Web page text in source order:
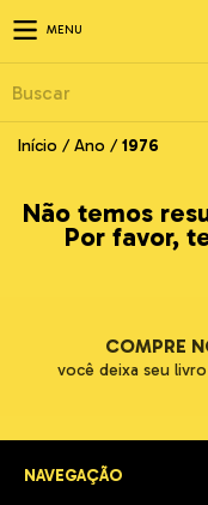
MENU
Início / Ano / 1976
Não temos
Por favor,
COMPRE
você deixa seu
NAVEGAÇÃO